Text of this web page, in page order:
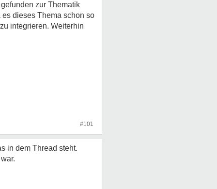
zur Thematik
dieses Thema schon so
integrieren. Weiterhin
#101
in dem Thread steht.